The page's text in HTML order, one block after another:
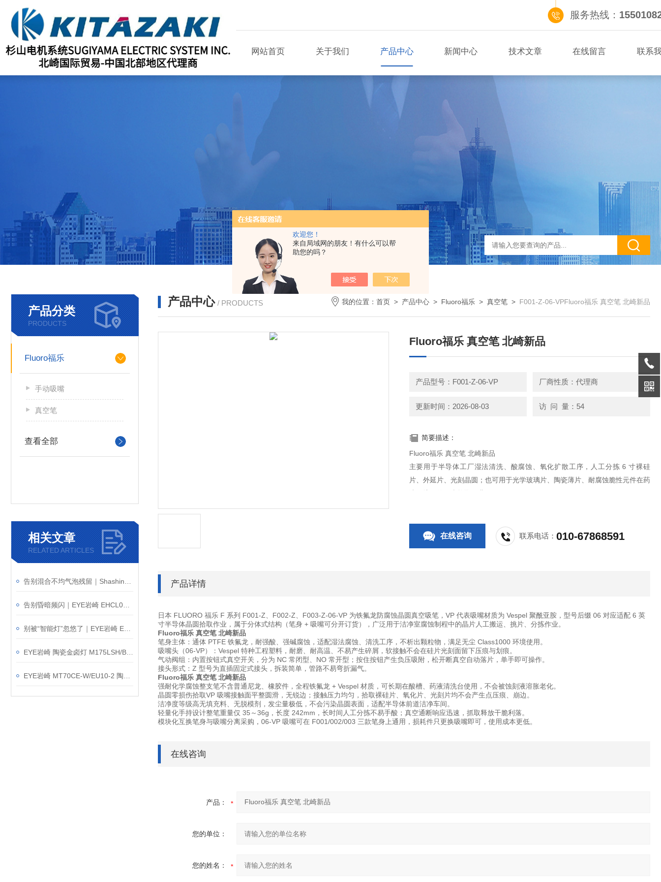
欢迎您！
来自局域网的朋友！有什么可以帮
助您的吗？
服务热线：
网站首页 关于我们 产品中心 新闻中心 技术文章 在线留言 联系
产品分类
PRODUCTS
Fluoro福乐
手动吸嘴
真空笔
查看全部
相关文章
RELATED ARTICLES
产品中心 / PRODUCTS 我的位置： 首页 > 产品中心 > Fluoro福乐 > 真空笔 > F001-Z-06-VPFluoro福乐 真空笔 北崎新品
Fluoro福乐 真空笔 北崎新品
产品型号：F001-Z-06-VP 厂商性质：代理商
更新时间：2026-08-03 访 问 量：54
简要描述：
Fluoro福乐 真空笔 北崎新品
主要用于半导体工厂湿法清洗、酸腐蚀、氧化扩散工序，人工分拣 6 寸裸硅
片、外延片、光刻晶圆；也可用于光学玻璃片、陶瓷薄片、耐腐蚀脆性元件在药
液环境下的无尘拾取作业。
在线咨询 联系电话：010-67868591
产品详情
日本 FLUORO 福乐 F 系列 F001-Z、F002-Z、F003-Z-06-VP 为铁氟龙防腐蚀晶圆真空吸笔 ，VP 代表吸嘴材质为 Vespel 聚酰亚胺，型号后缀 06 对应适配 6 英
寸半导体晶圆拾取作业，属于分体式结构（笔身 + 吸嘴可分开订货），广泛用于洁净室腐蚀制程中的晶片人工搬运、挑片、分拣作业。
Fluoro福乐 真空笔 北崎新品
笔身主体 ：通体 PTFE 铁氟龙，耐强酸、强碱腐蚀，适配湿法腐蚀、清洗工序，不析出颗粒物，满足无尘 Class1000 环境使用。
吸嘴头（06-VP）
：Vespel 特种工程塑料，耐磨、耐高温、不易产生碎屑，软接触不会在硅片光刻面留下压痕与划痕。
气动阀组 ：内置按钮式真空开关，分为 NC 常闭型、NO 常开型；按住按钮产生负压吸附，松开断真空自动落片，单手即可操作。
接头形式 ：Z 型号为直插固定式接头，拆装简单，管路不易弯折漏气。
Fluoro福乐 真空笔 北崎新品
强耐化学腐蚀整支笔不含普通尼龙、橡胶件，全程铁氟龙 + Vespel 材质，可长期在酸槽、药液清洗台使用，不会被蚀刻液溶胀老化。
晶圆零损伤拾取VP 吸嘴接触面平整圆滑，无锐边；接触压力均匀，拾取裸硅片、氧化片、光刻片均不会产生点压痕、崩边。
洁净度等级高无填充料、无脱模剂，发尘量极低，不会污染晶圆表面，适配半导体前道洁净车间。
轻量化手持设计整笔重量仅 35～36g，长度 242mm，长时间人工分拣不易手酸；真空通断响应迅速，抓取释放干脆利落。
模块化互换笔身与吸嘴分离采购，06-VP 吸嘴可在 F001/002/003 三款笔身上通用，损耗件只更换吸嘴即可，使用成本更低。
在线咨询
产品：
您的单位：
您的姓名：